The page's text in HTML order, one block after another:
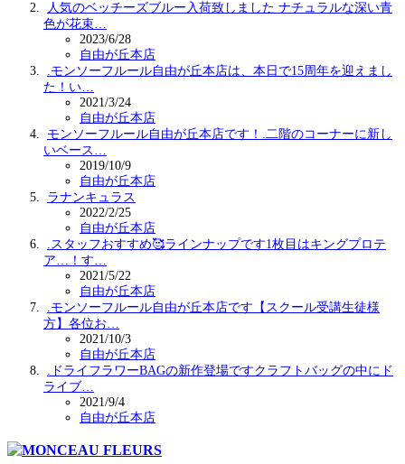
人気のベッチーズブルー入荷致しました ナチュラルな深い青
色が花束…
2023/6/28
自由が丘本店
.モンソーフルール自由が丘本店は、本日で15周年を迎えまし
た！い…
2021/3/24
自由が丘本店
モンソーフルール自由が丘本店です！.二階のコーナーに新し
いベース…
2019/10/9
自由が丘本店
ラナンキュラス
2022/2/25
自由が丘本店
.スタッフおすすめ🥰ラインナップです1枚目はキングプロテ
ア…！す…
2021/5/22
自由が丘本店
.モンソーフルール自由が丘本店です【スクール受講生徒様
方】各位お…
2021/10/3
自由が丘本店
.ドライフラワーBAGの新作登場ですクラフトバッグの中にド
ライブ…
2021/9/4
自由が丘本店